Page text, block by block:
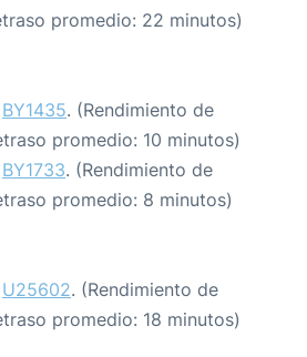
promedio: 22 minutos)
BY1435. (Rendimiento de
promedio: 10 minutos)
BY1733. (Rendimiento de
promedio: 8 minutos)
U25602. (Rendimiento de
promedio: 18 minutos)